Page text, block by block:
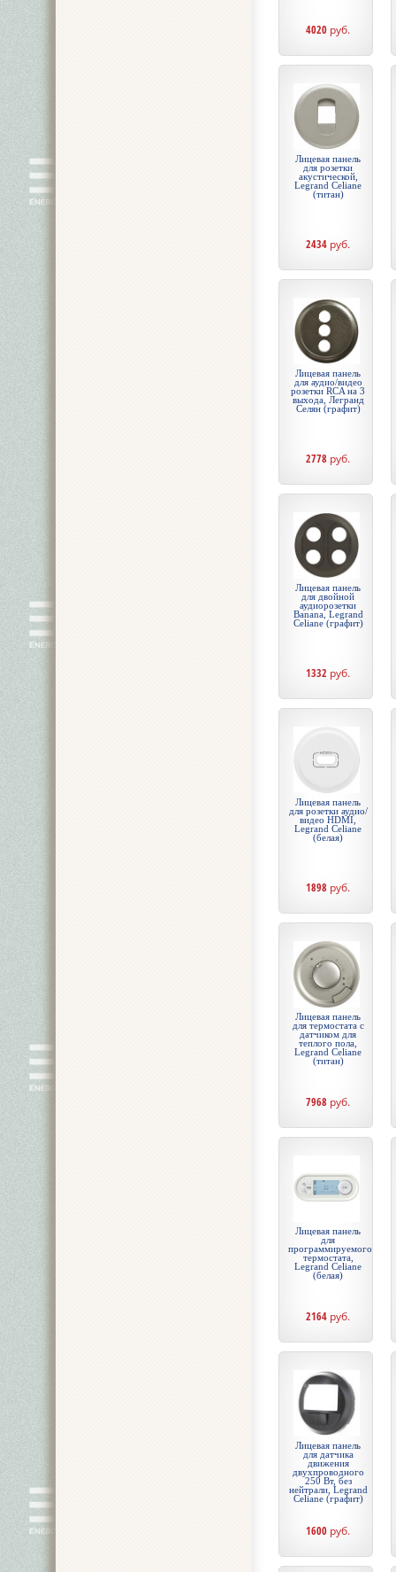
4020 руб.
Лицевая панель
для розетки
акустической,
Legrand Celiane
(титан)
2434 руб.
Лицевая панель
для аудио/видео
розетки RCA на 3
выхода, Легранд
Селян (графит)
2778 руб.
Лицевая панель
для двойной
аудиорозетки
Banana, Legrand
Celiane (графит)
1332 руб.
Лицевая панель
для розетки аудио/
видео HDMI,
Legrand Celiane
(белая)
1898 руб.
Лицевая панель
для термостата с
датчиком для
теплого пола,
Legrand Celiane
(титан)
7968 руб.
Лицевая панель
для
программируемого
термостата,
Legrand Celiane
(белая)
2164 руб.
Лицевая панель
для датчика
движения
двухпроводного
250 Вт, без
нейтрали, Legrand
Celiane (графит)
1600 руб.